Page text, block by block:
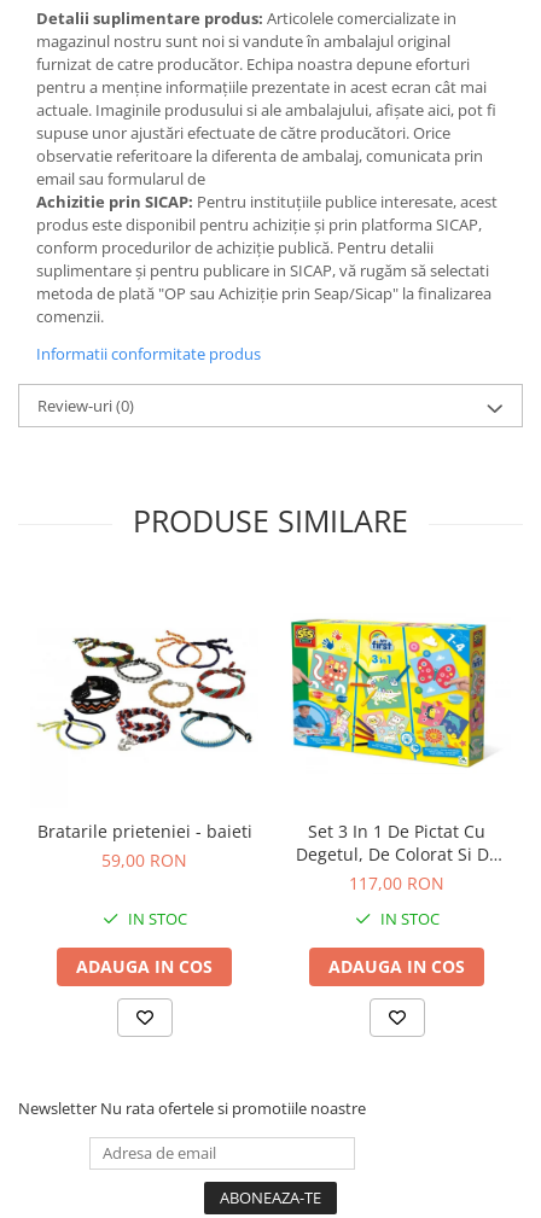
Jocuri de memorie
Jocuri cu litere
Jocuri cu numere
Jocuri de indemanare
Jocuri de carti
Jocuri interactive
Jocuri de podea
Carti pe alese
Carti pentru copii 1 an
Carti pentru copii 2 ani
Carti pentru copii 3 ani
Carti pentru copii 4 ani
Carti pentru copii 6 ani
Cadouri copii
Ceasuri copii
Cutii muzicale
Cadouri ieftine pentru copii
Cadouri botez
Cadou copii 2 ani
Cadou copii 3 ani
Cadou copii 4 ani
Cadou copii 5 ani
Cadou copii 7 ani
Cadou copii 8 ani
Cadou copii 9 ani
Detalii suplimentare produs: Articolele comercializate in
magazinul nostru sunt noi si vandute în ambalajul original
furnizat de catre producător. Echipa noastra depune eforturi
pentru a menține informațiile prezentate in acest ecran cât mai
actuale. Imaginile produsului si ale ambalajului, afișate aici, pot fi
supuse unor ajustări efectuate de către producători. Orice
observatie referitoare la diferenta de ambalaj, comunicata prin
email sau formularul de
Achizitie prin SICAP: Pentru instituțiile publice interesate, acest
produs este disponibil pentru achiziție și prin platforma SICAP,
conform procedurilor de achiziție publică. Pentru detalii
suplimentare și pentru publicare in SICAP, vă rugăm să selectati
metoda de plată "OP sau Achiziție prin Seap/Sicap" la finalizarea
comenzii.
Informatii conformitate produs
Review-uri(0)
PRODUSE SIMILARE
Bratarile prieteniei - baieti
59,00 RON
IN STOC
ADAUGA IN COS
Set 3 In 1 De Pictat Cu
Degetul, De Colorat Si De
Lipit
117,00 RON
IN STOC
ADAUGA IN COS
Newsletter Nu rata ofertele si promotiile noastre